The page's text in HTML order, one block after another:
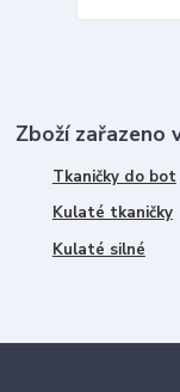
Zboží zařazeno
Tkaničky do bot
Kulaté tkaničky
Kulaté silné